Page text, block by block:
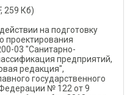
259 Кб)
на подготовку
проектирования
03 "Санитарно-
предприятий,
редакция",
государственного
№ 122 от 9